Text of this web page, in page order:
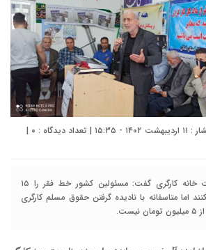
۰ |
گیل همتا-رییس تشکیلات خانه کارگری گفت: مسئولین کشور خط فقر را ۱۵
اما متاسفانه با نادیده گرفتن حقوق مسلم کارگری